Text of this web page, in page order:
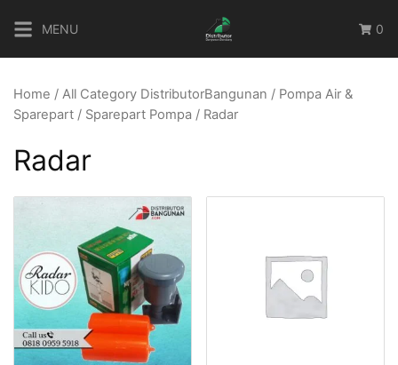
content
MENU 0
Home / All Category DistributorBangunan / Pompa Air &
Sparepart / Sparepart Pompa / Radar
Radar